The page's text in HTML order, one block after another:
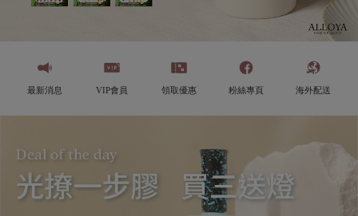
最新消息 VIP會員 領取優惠 粉絲專頁 海外配送